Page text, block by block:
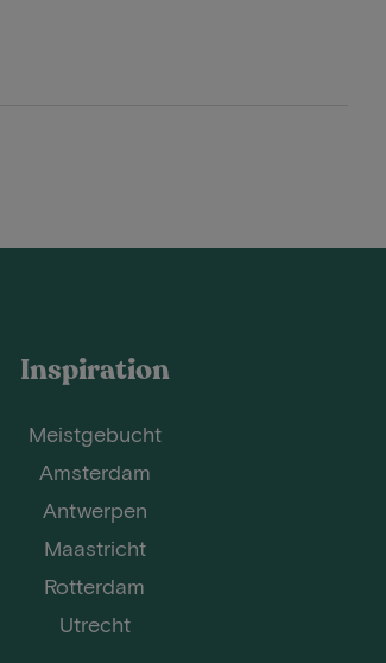
Inspiration
Meistgebucht
Amsterdam
Antwerpen
Maastricht
Rotterdam
Utrecht